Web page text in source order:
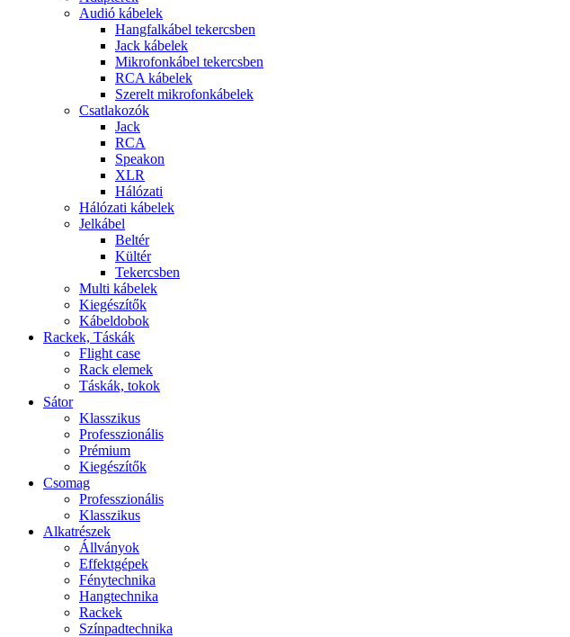
Audió kábelek
Hangfalkábel tekercsben
Jack kábelek
Mikrofonkábel tekercsben
RCA kábelek
Szerelt mikrofonkábelek
Csatlakozók
Jack
RCA
Speakon
XLR
Hálózati
Hálózati kábelek
Jelkábel
Beltér
Kültér
Tekercsben
Multi kábelek
Kiegészítők
Kábeldobok
Rackek, Táskák
Flight case
Rack elemek
Táskák, tokok
Sátor
Klasszikus
Professzionális
Prémium
Kiegészítők
Csomag
Professzionális
Klasszikus
Alkatrészek
Állványok
Effektgépek
Fénytechnika
Hangtechnika
Rackek
Színpadtechnika